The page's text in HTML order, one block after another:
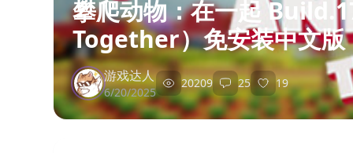
攀爬动物：在一起
Together）免安装中文版
游戏达人
6/20/2025
20209 25 19